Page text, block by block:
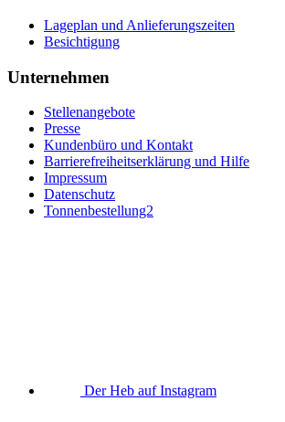
Lageplan und Anlieferungszeiten
Besichtigung
Unternehmen
Stellenangebote
Presse
Kundenbüro und Kontakt
Barrierefreiheitserklärung und Hilfe
Impressum
Datenschutz
Tonnenbestellung2
Der Heb auf Instagram